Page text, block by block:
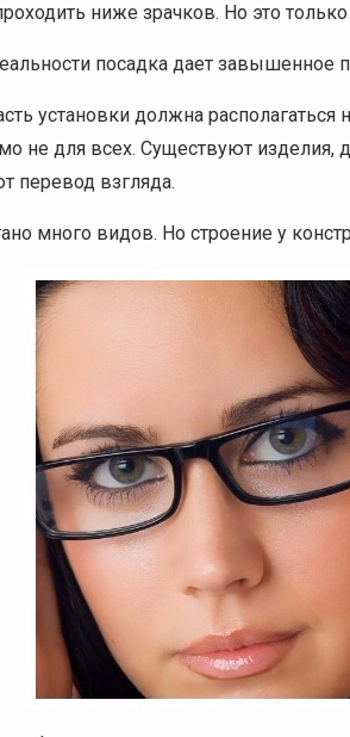
ниже зрачков. Но это только
посадка дает завышенное
установки должна
не для всех. Существуют изделия,
перевод взгляда.
много видов. Но строение у